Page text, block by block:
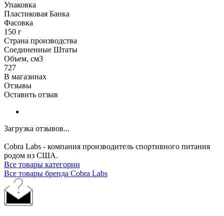
Упаковка
Пластиковая Банка
Фасовка
150 г
Страна производства
Соединенные Штаты
Объем, см3
727
В магазинах
Отзывы
Оставить отзыв
Загрузка отзывов...
Cobra Labs - компания производитель спортивного питания
родом из США.
Все товары категории
Все товары бренда Cobra Labs